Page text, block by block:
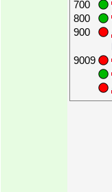
700
800
900
9009